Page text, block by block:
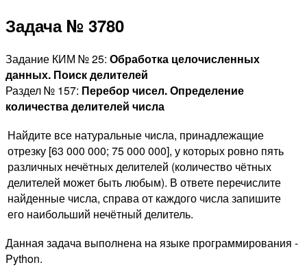
Задача № 3780
Задание КИМ № 25: Обработка целочисленных
данных. Поиск делителей
Раздел № 157: Перебор чисел. Определение
количества делителей числа
Найдите все натуральные числа, принадлежащие
отрезку [63 000 000; 75 000 000], у которых ровно пять
различных нечётных делителей (количество чётных
делителей может быть любым). В ответе перечислите
найденные числа, справа от каждого числа запишите
его наибольший нечётный делитель.
Данная задача выполнена на языке программирования -
Python.